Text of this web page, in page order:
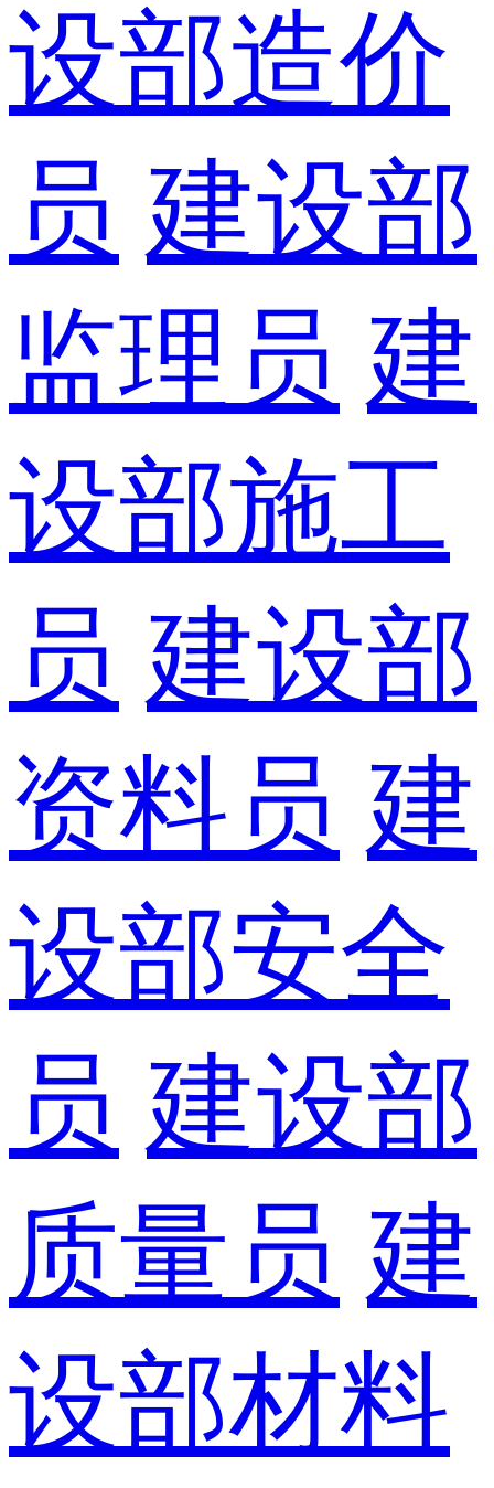
设部造价
员 建设部
监理员 建
设部施工
员 建设部
资料员 建
设部安全
员 建设部
质量员 建
设部材料